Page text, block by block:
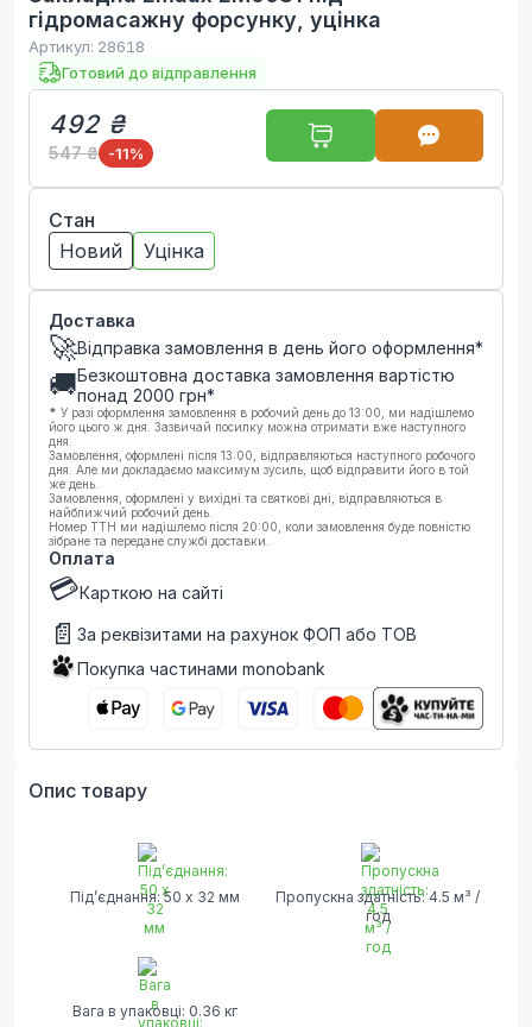
гідромасажну форсунку, уцінка
Артикул: 28618
Готовий до відправлення
492 ₴
547 ₴ -11%
Стан
Новий
Уцінка
Доставка
🚀Відправка замовлення в день його оформлення*
🚚Безкоштовна доставка замовлення вартістю
понад 2000 грн*
* У разі оформлення замовлення в робочий день до 13:00, ми надішлемо
його цього ж дня. Зазвичай посилку можна отримати вже наступного
дня.
Замовлення, оформлені після 13:00, відправляються наступного робочого
дня. Але ми докладаємо максимум зусиль, щоб відправити його в той
же день.
Замовлення, оформлені у вихідні та святкові дні, відправляються в
найближчий робочий день.
Номер ТТН ми надішлемо після 20:00, коли замовлення буде повністю
зібране та передане службі доставки.
Оплата
💳Карткою на сайті
📄 За реквізитами на рахунок ФОП або ТОВ
Покупка частинами monobank
Опис товару
Під’єднання: 50 x 32 мм
Пропускна здатність: 4.5 м³ /
год
Вага в упаковці: 0.36 кг